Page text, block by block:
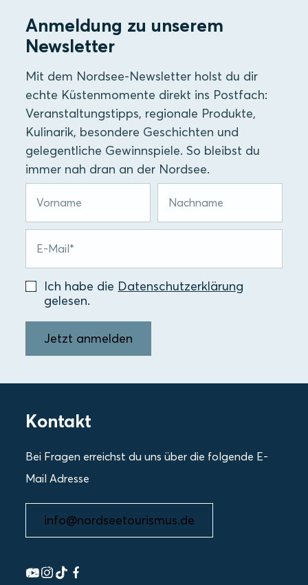
Anmeldung zu unserem
Newsletter
Mit dem Nordsee-Newsletter holst du dir
echte Küstenmomente direkt ins Postfach:
Veranstaltungstipps, regionale Produkte,
Kulinarik, besondere Geschichten und
gelegentliche Gewinnspiele. So bleibst du
immer nah dran an der Nordsee.
Ich habe die Datenschutzerklärung
gelesen.
Jetzt anmelden
Kontakt
Bei Fragen erreichst du uns über die folgende E-
Mail Adresse
info@nordseetourismus.de